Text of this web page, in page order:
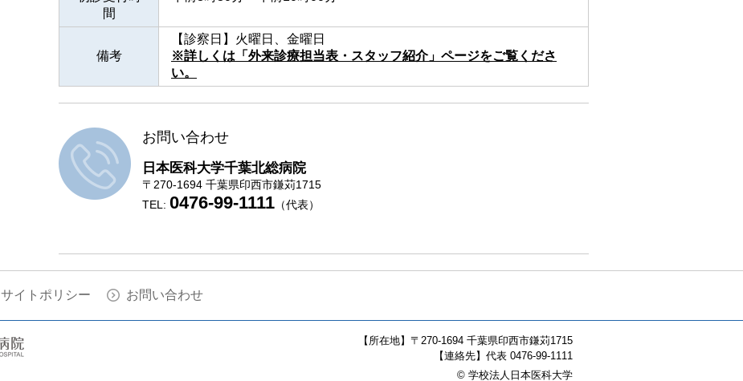
間
備考
【診察日】火曜日、金曜日
※詳しくは「外来診療担当表・スタッフ紹介」ページをご覧くださ
い。
お問い合わせ
日本医科大学千葉北総病院
〒270-1694 千葉県印西市鎌苅1715
TEL: 0476-99-1111 （代表）
サイトポリシー お問い合わせ
【所在地】 〒 270-1694 千葉県印西市鎌苅1715
【連絡先】 代表 0476-99-1111
© 学校法人日本医科大学